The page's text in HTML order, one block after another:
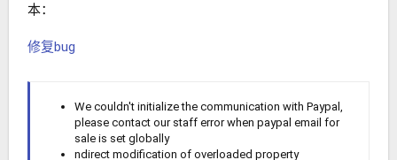
本：
修复bug
We couldn't initialize the communication with Paypal,
please contact our staff error when paypal email for
sale is set globally
ndirect modification of overloaded property